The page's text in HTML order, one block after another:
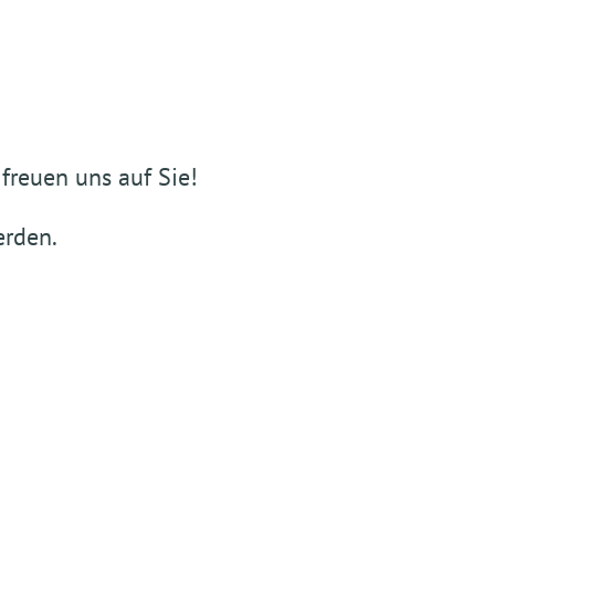
uns auf Sie!